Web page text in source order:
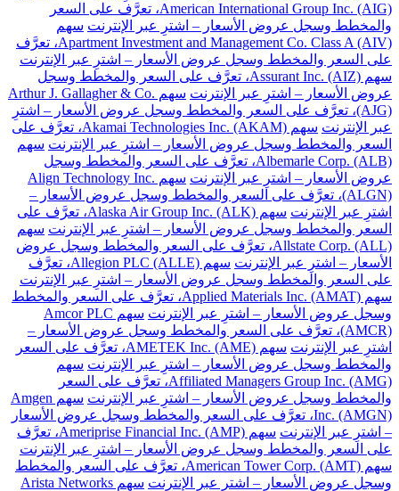
American International Group Inc. (AIG)، تعرَّف على السعر
والمخطط وسجل عروض الأسعار – اشترِ عبر الإنترنت سهم
Apartment Investment and Management Co. Class A (AIV)، تعرَّف
على السعر والمخطط وسجل عروض الأسعار – اشترِ عبر الإنترنت
سهم Assurant Inc. (AIZ)، تعرَّف على السعر والمخطط وسجل
عروض الأسعار – اشترِ عبر الإنترنت
سهم Arthur J. Gallagher & Co.
(AJG)، تعرَّف على السعر والمخطط وسجل عروض الأسعار – اشترِ
عبر الإنترنت
سهم Akamai Technologies Inc. (AKAM)، تعرَّف على
السعر والمخطط وسجل عروض الأسعار – اشترِ عبر الإنترنت سهم
Albemarle Corp. (ALB)، تعرَّف على السعر والمخطط وسجل
عروض الأسعار – اشترِ عبر الإنترنت
سهم Align Technology Inc.
(ALGN)، تعرَّف على السعر والمخطط وسجل عروض الأسعار –
اشترِ عبر الإنترنت
سهم Alaska Air Group Inc. (ALK)، تعرَّف على
السعر والمخطط وسجل عروض الأسعار – اشترِ عبر الإنترنت سهم
Allstate Corp. (ALL)، تعرَّف على السعر والمخطط وسجل عروض
الأسعار – اشترِ عبر الإنترنت
سهم Allegion PLC (ALLE)، تعرَّف
على السعر والمخطط وسجل عروض الأسعار – اشترِ عبر الإنترنت
سهم Applied Materials Inc. (AMAT)، تعرَّف على السعر والمخطط
وسجل عروض الأسعار – اشترِ عبر الإنترنت
سهم Amcor PLC
(AMCR)، تعرَّف على السعر والمخطط وسجل عروض الأسعار –
اشترِ عبر الإنترنت
سهم AMETEK Inc. (AME)، تعرَّف على السعر
والمخطط وسجل عروض الأسعار – اشترِ عبر الإنترنت سهم
Affiliated Managers Group Inc. (AMG)، تعرَّف على السعر
والمخطط وسجل عروض الأسعار – اشترِ عبر الإنترنت
سهم Amgen
Inc. (AMGN)، تعرَّف على السعر والمخطط وسجل عروض الأسعار
– اشترِ عبر الإنترنت
سهم Ameriprise Financial Inc. (AMP)، تعرَّف
على السعر والمخطط وسجل عروض الأسعار – اشترِ عبر الإنترنت
سهم American Tower Corp. (AMT)، تعرَّف على السعر والمخطط
وسجل عروض الأسعار – اشترِ عبر الإنترنت
سهم Arista Networks